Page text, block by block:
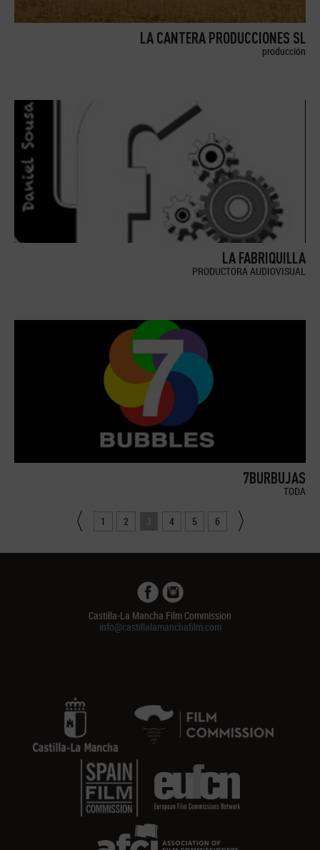
LA CANTERA PRODUCCIONES SL
producción
LA FABRIQUILLA
PRODUCTORA AUDIOVISUAL
7BURBUJAS
TODA
1 2 3 4 5 6
Castilla-La Mancha Film Commission
info@castillalamanchafilm.com